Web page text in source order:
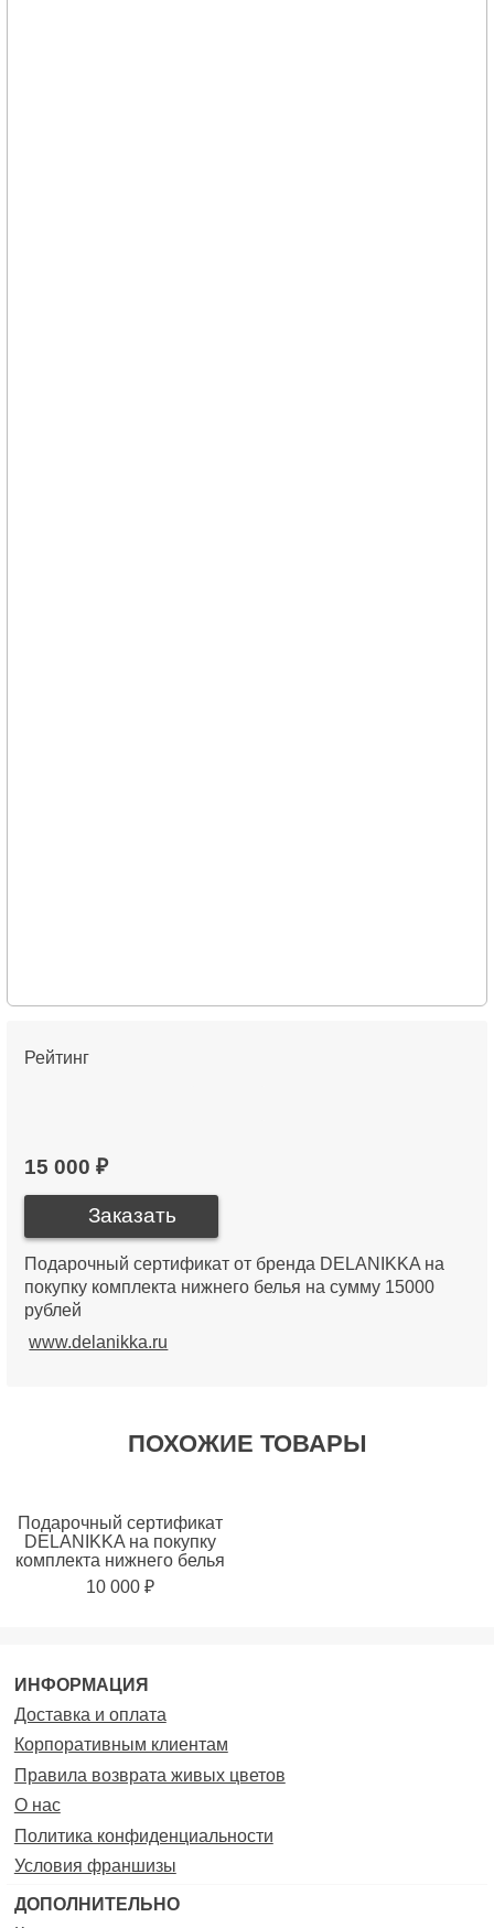
Рейтинг
15 000 ₽
Подарочный сертификат от бренда DELANIKKA на
покупку комплекта нижнего белья на сумму 15000
рублей
www.delanikka.ru
ПОХОЖИЕ ТОВАРЫ
Подарочный сертификат
DELANIKKA на покупку
комплекта нижнего белья
10 000 ₽
ИНФОРМАЦИЯ
Доставка и оплата
Корпоративным клиентам
Правила возврата живых цветов
О нас
Политика конфиденциальности
Условия франшизы
ДОПОЛНИТЕЛЬНО